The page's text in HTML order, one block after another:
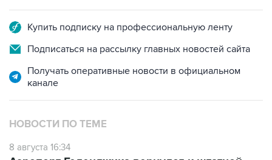
Купить подписку на профессиональную ленту
Подписаться на рассылку главных новостей сайта
Получать оперативные новости в официальном
канале
НОВОСТИ ПО ТЕМЕ
8 августа 16:34